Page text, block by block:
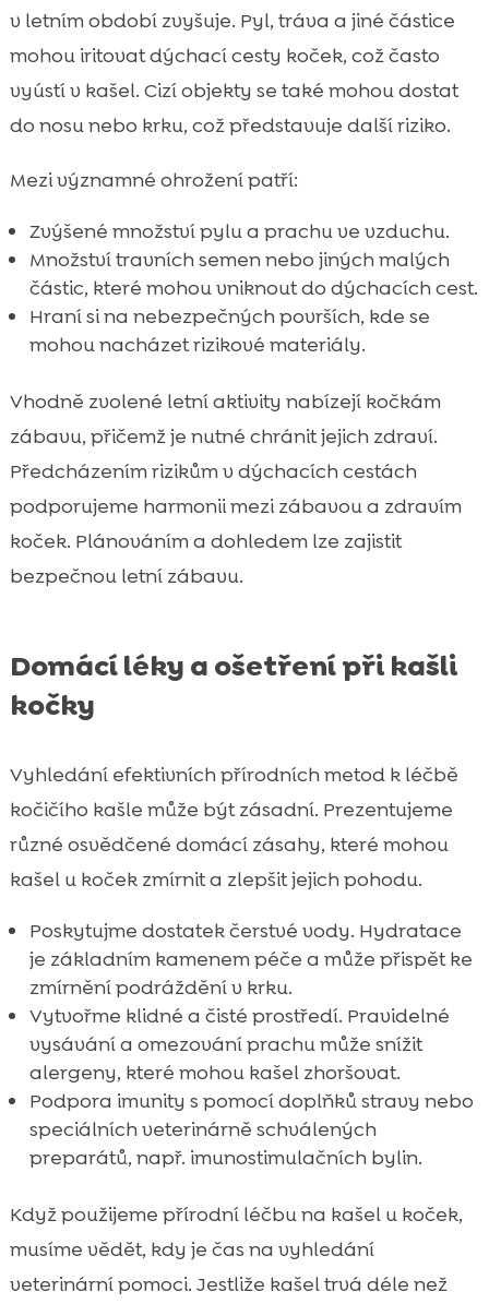
v letním období zvyšuje. Pyl, tráva a jiné částice
mohou iritovat dýchací cesty koček, což často
vyústí v kašel. Cizí objekty se také mohou dostat
do nosu nebo krku, což představuje další riziko.
Mezi významné ohrožení patří:
Zvýšené množství pylu a prachu ve vzduchu.
Množství travních semen nebo jiných malých
částic, které mohou vniknout do dýchacích cest.
Hraní si na nebezpečných površích, kde se
mohou nacházet rizikové materiály.
Vhodně zvolené letní aktivity nabízejí kočkám
zábavu, přičemž je nutné chránit jejich zdraví.
Předcházením rizikům v dýchacích cestách
podporujeme harmonii mezi zábavou a zdravím
koček. Plánováním a dohledem lze zajistit
bezpečnou letní zábavu.
Domácí léky a ošetření při kašli
kočky
Vyhledání efektivních přírodních metod k léčbě
kočičího kašle může být zásadní. Prezentujeme
různé osvědčené domácí zásahy, které mohou
kašel u koček zmírnit a zlepšit jejich pohodu.
Poskytujme dostatek čerstvé vody. Hydratace
je základním kamenem péče a může přispět ke
zmírnění podráždění v krku.
Vytvořme klidné a čisté prostředí. Pravidelné
vysávání a omezování prachu může snížit
alergeny, které mohou kašel zhoršovat.
Podpora imunity s pomocí doplňků stravy nebo
speciálních veterinárně schválených
preparátů, např. imunostimulačních bylin.
Když použijeme přírodní léčbu na kašel u koček,
musíme vědět, kdy je čas na vyhledání
veterinární pomoci. Jestliže kašel trvá déle než